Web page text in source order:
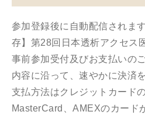
参加登録後に自動配信されま
存】第28回日本透析アクセス
事前参加受付及びお支払いの
内容に沿って、速やかに決済
支払方法はクレジットカード
MasterCard、AMEXのカード